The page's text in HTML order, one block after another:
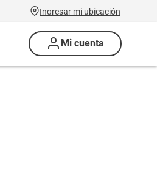
Ingresar mi ubicación
Mi cuenta